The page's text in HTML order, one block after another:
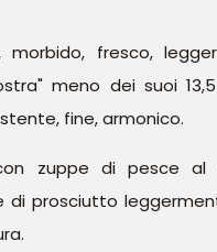
fresco,
meno dei suoi
fine, armonico.
zuppe di pesce al
di prosciutto